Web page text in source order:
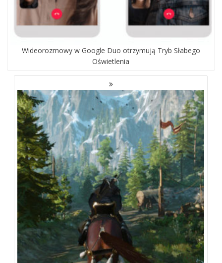
Wideorozmowy w Google Duo otrzymują Tryb Słabego
Oświetlenia